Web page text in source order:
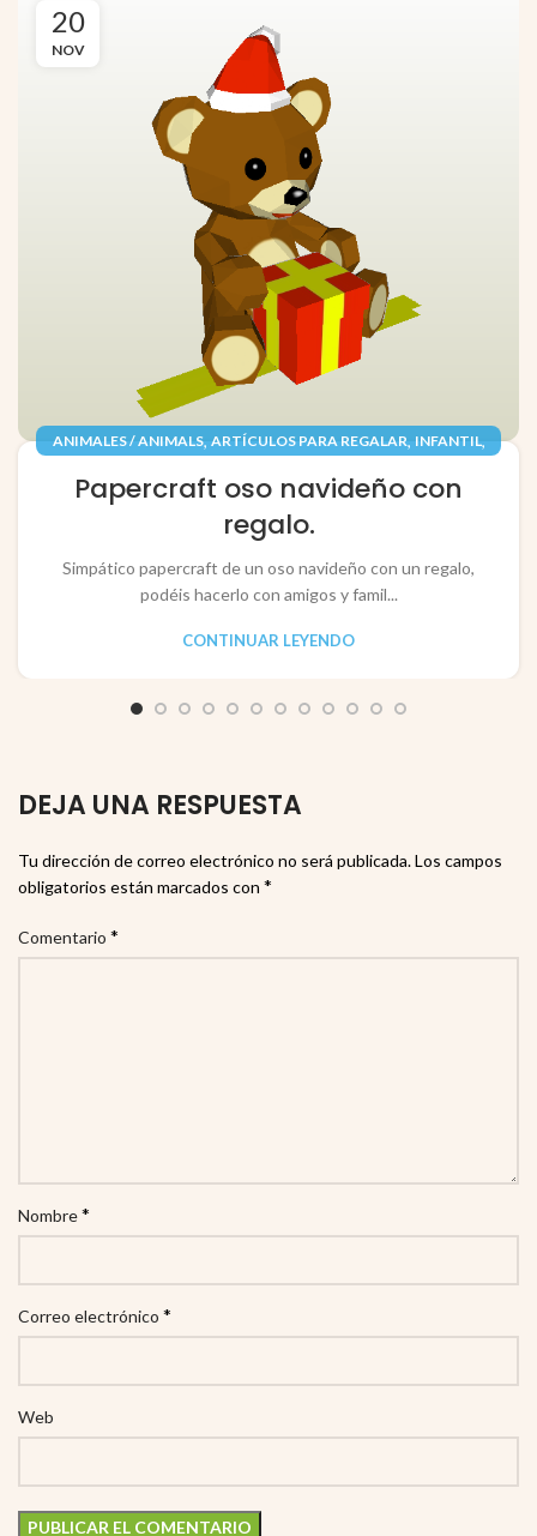
20
NOV
ANIMALES / ANIMALS, ARTÍCULOS PARA REGALAR, INFANTIL,
RECORTABLES PAPERCRAFT
Papercraft oso navideño con
regalo.
Simpático papercraft de un oso navideño con un regalo,
podéis hacerlo con amigos y famil...
CONTINUAR LEYENDO
DEJA UNA RESPUESTA
Tu dirección de correo electrónico no será publicada.Los campos
obligatorios están marcados con *
Comentario *
Nombre*
Correo electrónico *
Web